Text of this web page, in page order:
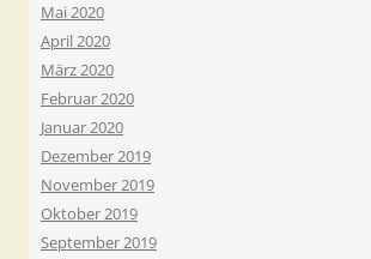
Mai 2020
April 2020
März 2020
Februar 2020
Januar 2020
Dezember 2019
November 2019
Oktober 2019
September 2019